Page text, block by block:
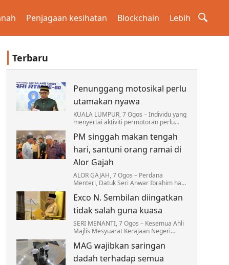
Penjagaan kesihatan Blockchain Lebih
Terbaru
Penunggang motosikal perlu
utamakan nyawa
KUALA LUMPUR, 7 Ogos – Individu yang
menyertai aktiviti permotoran perlu
Nafs dengan memastikan hobi
berkenaan tidak…
PM singgah makan tengah
hari, santuni orang ramai di
Alor Gajah
ALOR GAJAH, 7 Ogos – Perdana
Menteri, Datuk Seri Anwar Ibrahim hari
Restoran Sultan di sini kira-kira 12.30
tengah hari.
Exco N. Sembilan diingatkan
tidak salah guna kuasa
SERI MENANTI, 7 Ogos – Kesemua Ahli
Majlis Mesyuarat Kerajaan Negeri
diingatkan supaya tidak sesekali
menyalahguna kuasa…
MAG wajibkan saringan
dadah terhadap semua